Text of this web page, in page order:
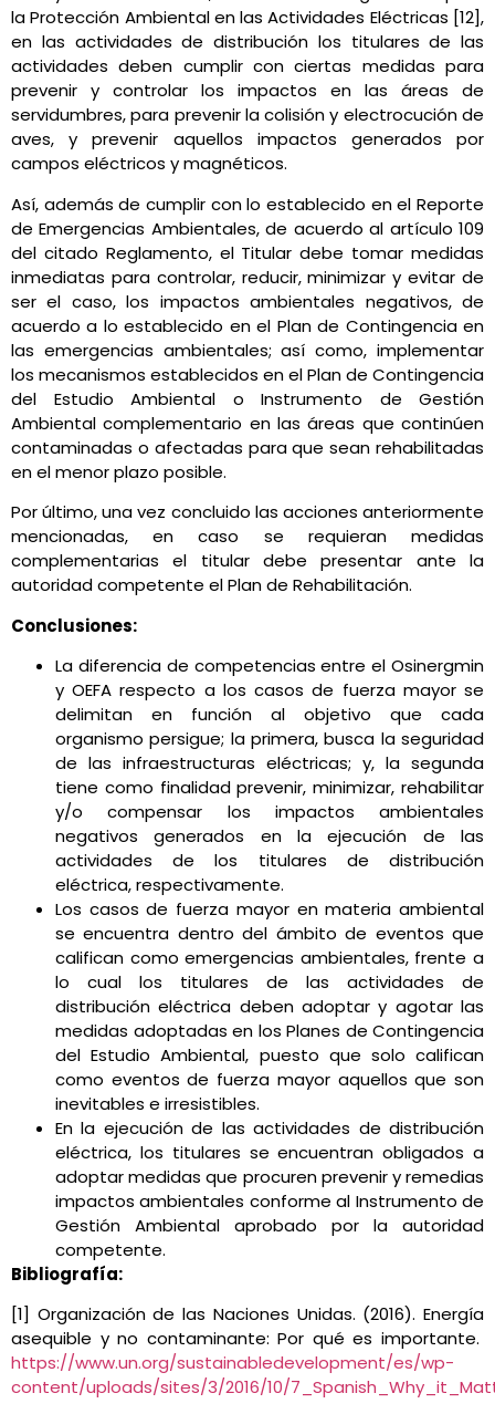
la Protección Ambiental en las Actividades Eléctricas [12],
en las actividades de distribución los titulares de las
actividades deben cumplir con ciertas medidas para
prevenir y controlar los impactos en las áreas de
servidumbres, para prevenir la colisión y electrocución de
aves, y prevenir aquellos impactos generados por
campos eléctricos y magnéticos.
Así, además de cumplir con lo establecido en el Reporte
de Emergencias Ambientales, de acuerdo al artículo 109
del citado Reglamento, el Titular debe tomar medidas
inmediatas para controlar, reducir, minimizar y evitar de
ser el caso, los impactos ambientales negativos, de
acuerdo a lo establecido en el Plan de Contingencia en
las emergencias ambientales; así como, implementar
los mecanismos establecidos en el Plan de Contingencia
del Estudio Ambiental o Instrumento de Gestión
Ambiental complementario en las áreas que continúen
contaminadas o afectadas para que sean rehabilitadas
en el menor plazo posible.
Por último, una vez concluido las acciones anteriormente
mencionadas, en caso se requieran medidas
complementarias el titular debe presentar ante la
autoridad competente el Plan de Rehabilitación.
Conclusiones:
La diferencia de competencias entre el Osinergmin
y OEFA respecto a los casos de fuerza mayor se
delimitan en función al objetivo que cada
organismo persigue; la primera, busca la seguridad
de las infraestructuras eléctricas; y, la segunda
tiene como finalidad prevenir, minimizar, rehabilitar
y/o compensar los impactos ambientales
negativos generados en la ejecución de las
actividades de los titulares de distribución
eléctrica, respectivamente.
Los casos de fuerza mayor en materia ambiental
se encuentra dentro del ámbito de eventos que
califican como emergencias ambientales, frente a
lo cual los titulares de las actividades de
distribución eléctrica deben adoptar y agotar las
medidas adoptadas en los Planes de Contingencia
del Estudio Ambiental, puesto que solo califican
como eventos de fuerza mayor aquellos que son
inevitables e irresistibles.
En la ejecución de las actividades de distribución
eléctrica, los titulares se encuentran obligados a
adoptar medidas que procuren prevenir y remedias
impactos ambientales conforme al Instrumento de
Gestión Ambiental aprobado por la autoridad
competente.
Bibliografía:
[1] Organización de las Naciones Unidas. (2016). Energía
asequible y no contaminante: Por qué es importante.
https://www.un.org/sustainabledevelopment/es/wp-
content/uploads/sites/3/2016/10/